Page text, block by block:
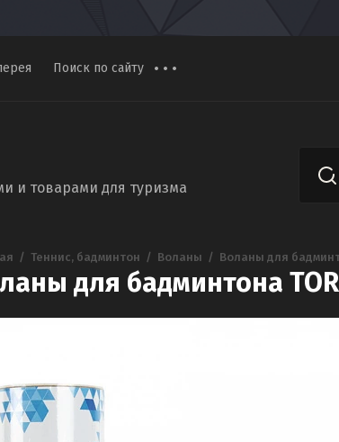
Поиск по сайту
и товарами для туризма
  /
Теннис, бадминтон
  /
Воланы
  /
Воланы для
для бадминтона